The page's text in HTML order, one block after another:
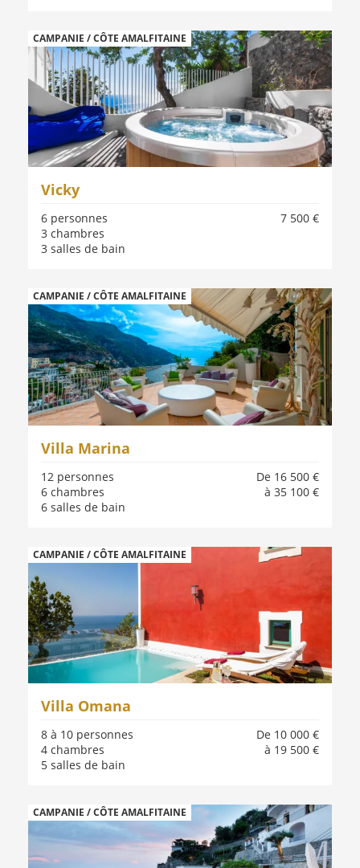
CAMPANIE / CÔTE AMALFITAINE
Vicky
7 500 €
6 personnes
3 chambres
3 salles de bain
CAMPANIE / CÔTE AMALFITAINE
Villa Marina
De 16 500 €
à 35 100 €
12 personnes
6 chambres
6 salles de bain
CAMPANIE / CÔTE AMALFITAINE
Villa Omana
De 10 000 €
à 19 500 €
8 à 10 personnes
4 chambres
5 salles de bain
CAMPANIE / CÔTE AMALFITAINE